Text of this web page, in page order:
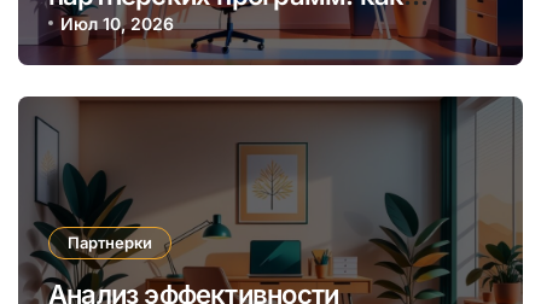
выбрать наиболее прибыльную
нишу и алгоритмы мониторинга
Июл 10, 2026
Партнерки
Анализ эффективности